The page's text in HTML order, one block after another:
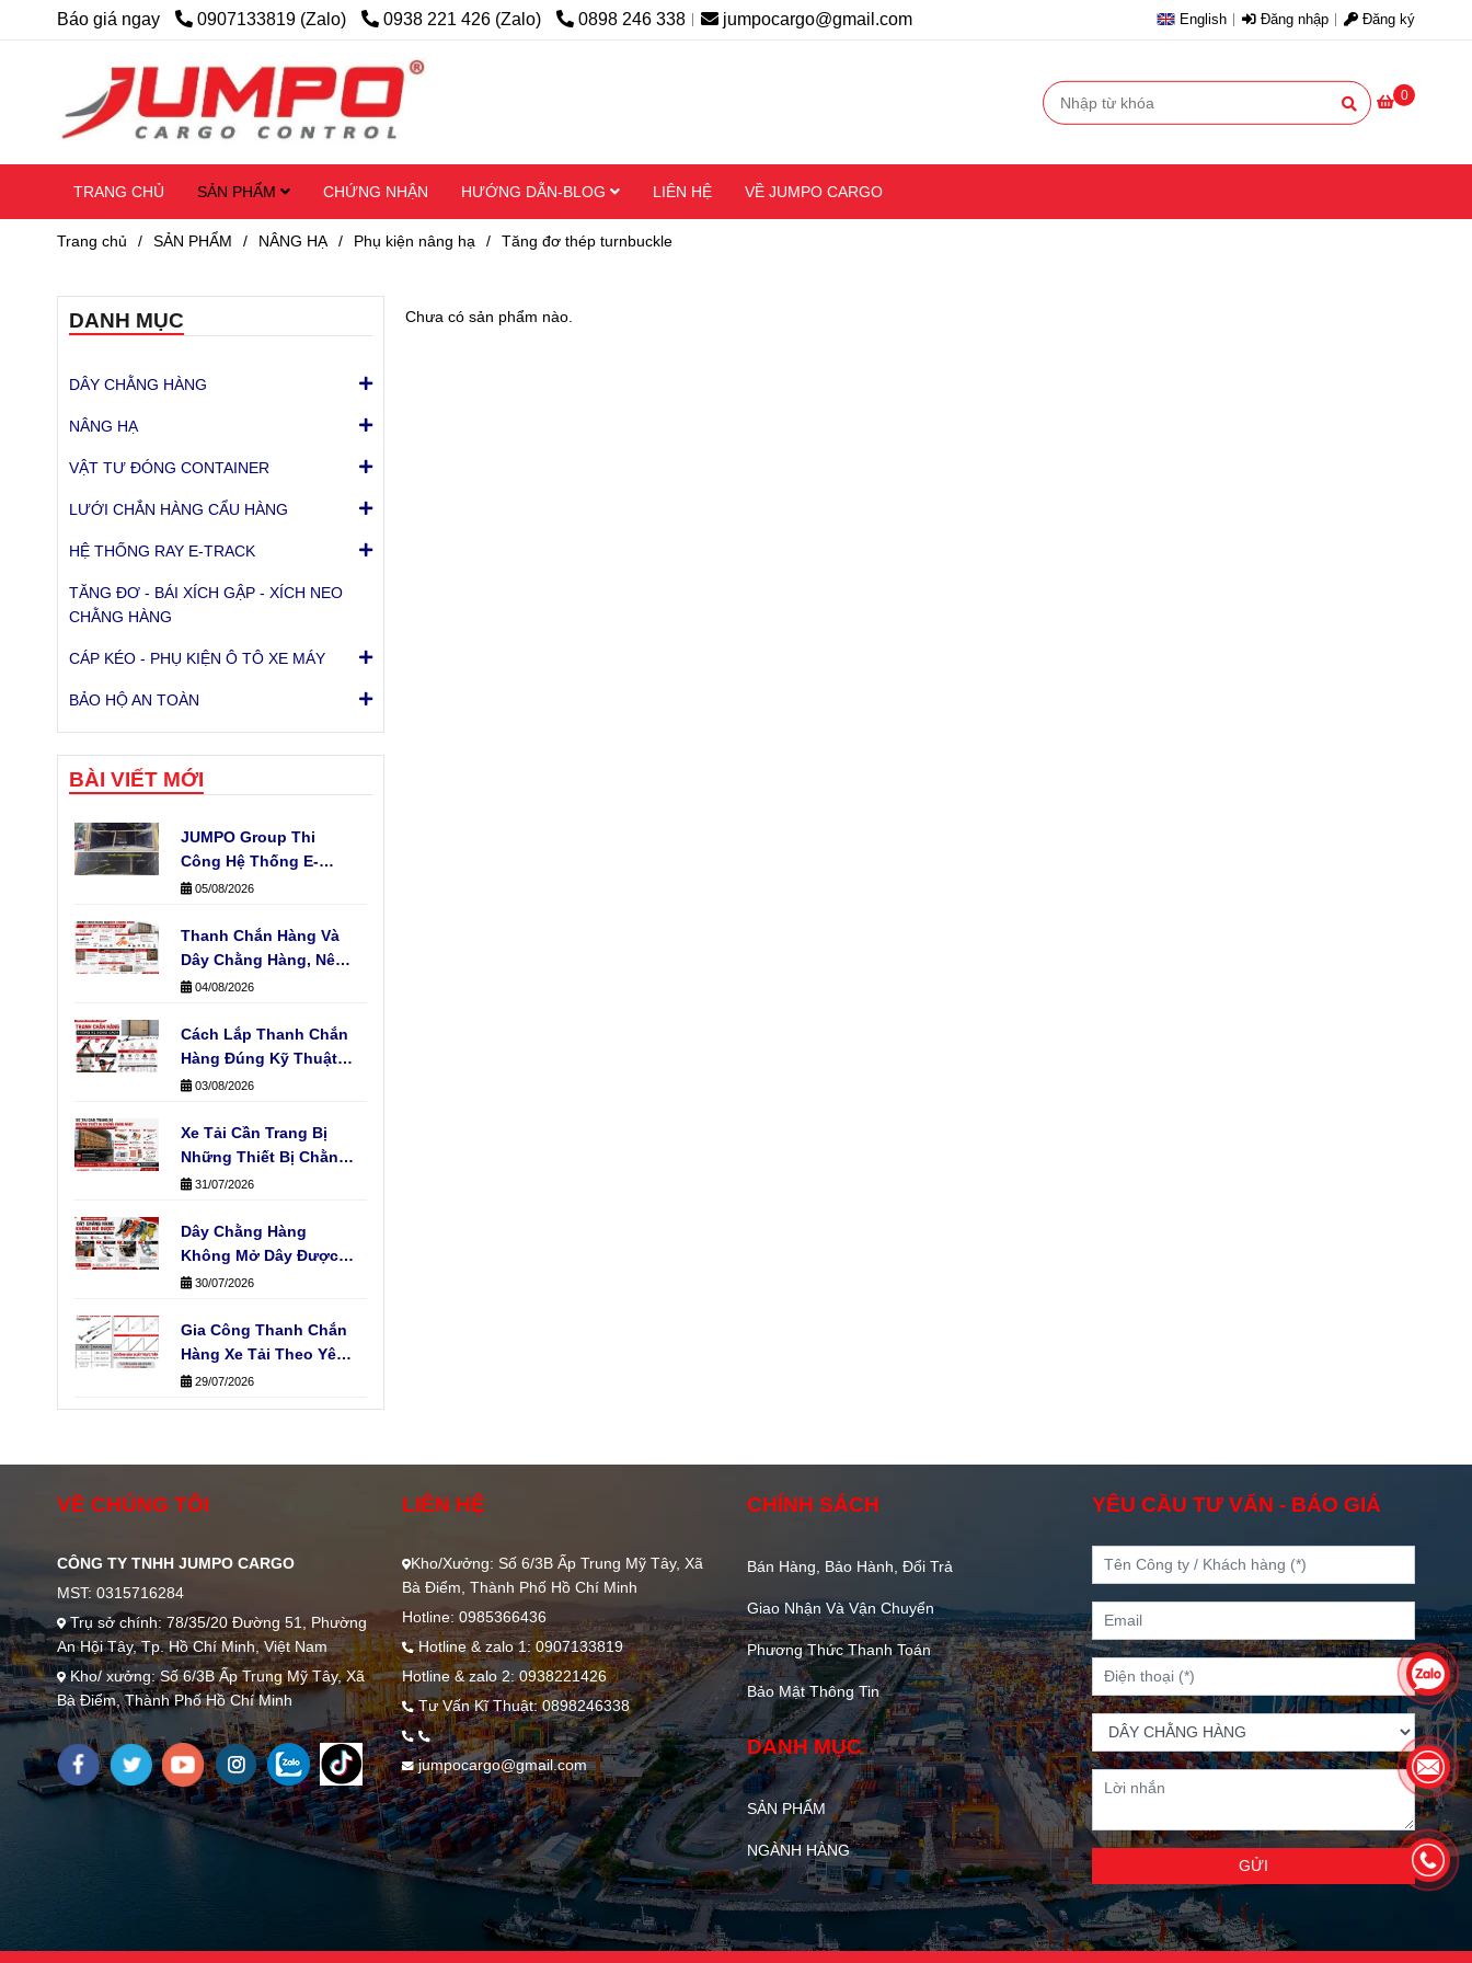
Báo giá ngay 0907133819 (Zalo) 0938 221 426 (Zalo) 0898 246 338 jumpocargo@gmail.com English Đăng nhập Đăng ký
0
TRANG CHỦ SẢN PHẨM CHỨNG NHẬN HƯỚNG DẪN-BLOG LIÊN HỆ VỀ JUMPO CARGO
Trang chủ / SẢN PHẨM / NÂNG HẠ / Phụ kiện nâng hạ / Tăng đơ thép turnbuckle
Chưa có sản phẩm nào.
DANH MỤC
DÂY CHẰNG HÀNG
NÂNG HẠ
VẬT TƯ ĐÓNG CONTAINER
LƯỚI CHẮN HÀNG CẨU HÀNG
HỆ THỐNG RAY E-TRACK
TĂNG ĐƠ - BÁI XÍCH GẬP - XÍCH NEO
CHẰNG HÀNG
CÁP KÉO - PHỤ KIỆN Ô TÔ XE MÁY
BẢO HỘ AN TOÀN
BÀI VIẾT MỚI
JUMPO Group Thi
Công Hệ Thống E-
Track Cho Xe Tải Của
05/08/2026
Thanh Chắn Hàng Và
Dây Chằng Hàng, Nên
Chọn Loại Nào?
04/08/2026
Cách Lắp Thanh Chắn
Hàng Đúng Kỹ Thuật
Không Phải Ai Cũng
03/08/2026
Xe Tải Cần Trang Bị
Những Thiết Bị Chằng
Hàng Nào?
31/07/2026
Dây Chằng Hàng
Không Mở Dây Được?
Kiểm Tra Ngay Trục
30/07/2026
Gia Công Thanh Chắn
Hàng Xe Tải Theo Yêu
Cầu
29/07/2026
VỀ CHÚNG TÔI
CÔNG TY TNHH JUMPO CARGO
MST: 0315716284
Trụ sở chính: 78/35/20 Đường 51, Phường
An Hội Tây, Tp. Hồ Chí Minh, Việt Nam
Kho/ xưởng: Số 6/3B Ấp Trung Mỹ Tây, Xã
Bà Điểm, Thành Phố Hồ Chí Minh
LIÊN HỆ
Kho/Xưởng: Số 6/3B Ấp Trung Mỹ Tây, Xã
Bà Điểm, Thành Phố Hồ Chí Minh
Hotline: 0985366436
Hotline & zalo 1: 0907133819
Hotline & zalo 2: 0938221426
Tư Vấn Kĩ Thuật: 0898246338
jumpocargo@gmail.com
CHÍNH SÁCH
Bán Hàng, Bảo Hành, Đổi Trả
Giao Nhận Và Vận Chuyển
Phương Thức Thanh Toán
Bảo Mật Thông Tin
DANH MỤC
SẢN PHẨM
NGÀNH HÀNG
YÊU CẦU TƯ VẤN - BÁO GIÁ
GỬI